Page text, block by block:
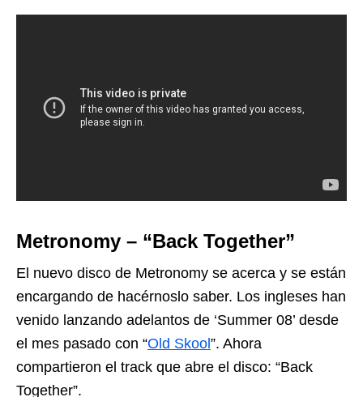
Metronomy – “Back Together”
El nuevo disco de Metronomy se acerca y se están
encargando de hacérnoslo saber. Los ingleses han
venido lanzando adelantos de ‘Summer 08’ desde
el mes pasado con “Old Skool”. Ahora
compartieron el track que abre el disco: “Back
Together”.